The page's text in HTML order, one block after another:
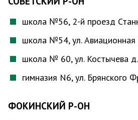
школа №56, 2-й проезд
школа №54, ул. Авиационная
школа № 60, ул. Костычева
гимназия N6, ул. Брянского
ФОКИНСКИЙ Р-ОН